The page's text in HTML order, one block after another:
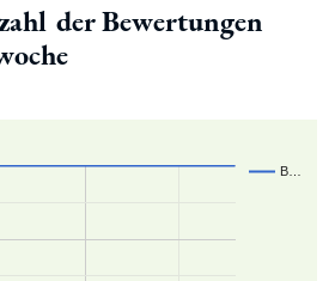
der Bewertungen
B…